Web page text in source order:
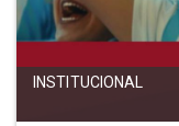
INSTITUCIONAL